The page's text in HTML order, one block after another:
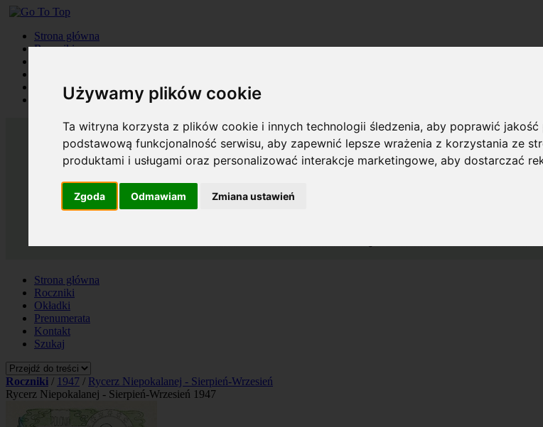
Używamy plików cookie
Ta witryna korzysta z plików cookie i innych technologii śledzenia, aby poprawić
podstawową funkcjonalność serwisu,aby zapewnić lepsze wrażenia z korzystania ze
produktami i usługami oraz personalizować interakcje marketingowe,aby dostarczać
Zgoda Odmawiam Zmiana ustawień
Strona główna
Roczniki
Kontakt
Szukaj
Strona główna
Roczniki
Okładki
Prenumerata
Kontakt
Szukaj
Roczniki / 1947 / Rycerz Niepokalanej - Sierpień-Wrzesień
Rycerz Niepokalanej - Sierpień-Wrzesień 1947